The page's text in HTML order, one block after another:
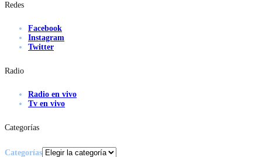
Redes
Facebook
Instagram
Twitter
Radio
Radio en vivo
Tv en vivo
Categorías
Categorías